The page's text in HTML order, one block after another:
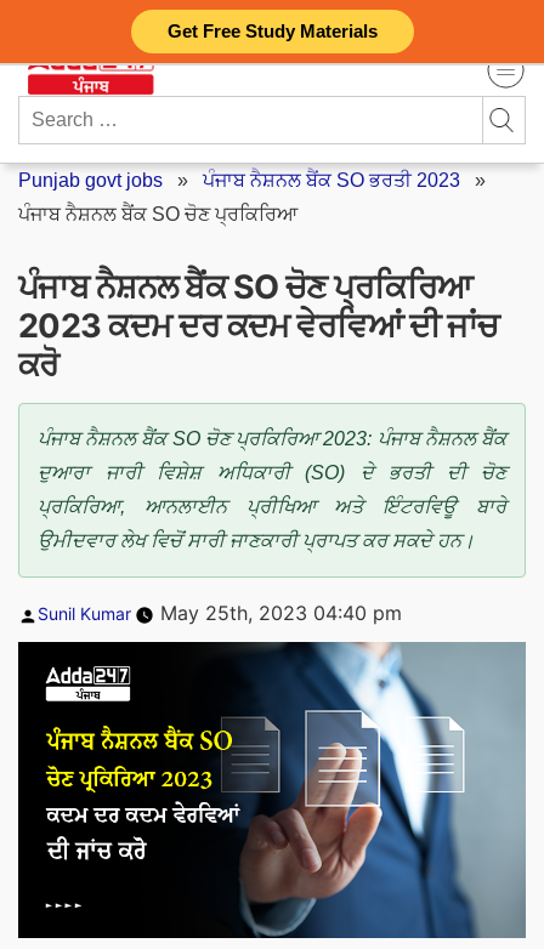
Get Free Study Materials
content
Search
for:
Punjab govt jobs »ਪੰਜਾਬ ਨੈਸ਼ਨਲ ਬੈਂਕ SO ਭਰਤੀ 2023 »
ਪੰਜਾਬ ਨੈਸ਼ਨਲ ਬੈਂਕ SO ਚੋਣ ਪ੍ਰਕਿਰਿਆ
ਪੰਜਾਬ ਨੈਸ਼ਨਲ ਬੈਂਕ SO ਚੋਣ ਪ੍ਰਕਿਰਿਆ
2023 ਕਦਮ ਦਰ ਕਦਮ ਵੇਰਵਿਆਂ ਦੀ ਜਾਂਚ
ਕਰੋ
ਪੰਜਾਬ ਨੈਸ਼ਨਲ ਬੈਂਕ SO ਚੋਣ ਪ੍ਰਕਿਰਿਆ 2023: ਪੰਜਾਬ ਨੈਸ਼ਨਲ ਬੈਂਕ
ਦੁਆਰਾ ਜਾਰੀ ਵਿਸ਼ੇਸ਼ ਅਧਿਕਾਰੀ (SO) ਦੇ ਭਰਤੀ ਦੀ ਚੋਣ
ਪ੍ਰਕਿਰਿਆ, ਆਨਲਾਈਨ ਪ੍ਰੀਖਿਆ ਅਤੇ ਇੰਟਰਵਿਊ ਬਾਰੇ
ਉਮੀਦਵਾਰ ਲੇਖ ਵਿਚੋਂ ਸਾਰੀ ਜਾਣਕਾਰੀ ਪ੍ਰਾਪਤ ਕਰ ਸਕਦੇ ਹਨ।
Posted
Sunil Kumar May 25th, 2023 04:40 pm